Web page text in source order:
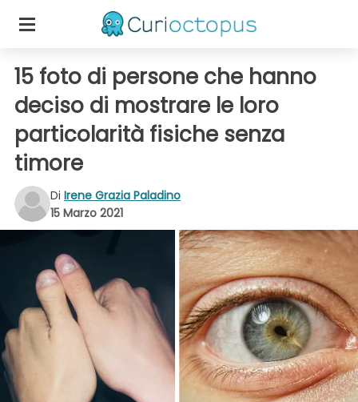
15 foto di persone che hanno
deciso di mostrare le loro
particolarità fisiche senza
timore
Di Irene Grazia Paladino
15 Marzo 2021